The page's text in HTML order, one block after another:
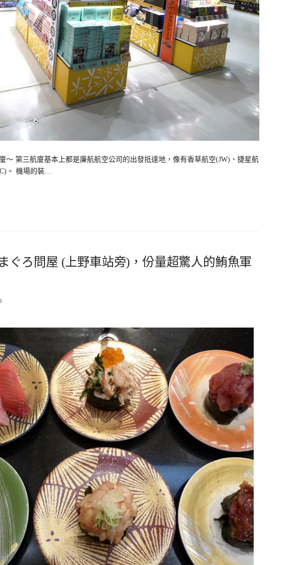
第三航廈基本上都是廉航航空公司的出發抵達地，像有香草航空(JW)、捷星航
。 機場的裝…
ぐろ問屋 (上野車站旁)，份量超驚人的鮪魚軍